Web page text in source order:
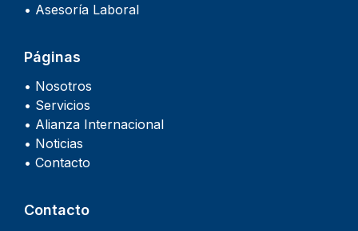
• Asesoría Laboral
Páginas
• Nosotros
• Servicios
• Alianza Internacional
• Noticias
• Contacto
Contacto